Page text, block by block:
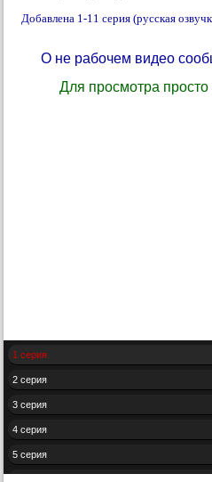
Добавлена 1-11 серия (русская
О не рабочем видео
Для просмотра
1 серия
2 серия
3 серия
4 серия
5 серия